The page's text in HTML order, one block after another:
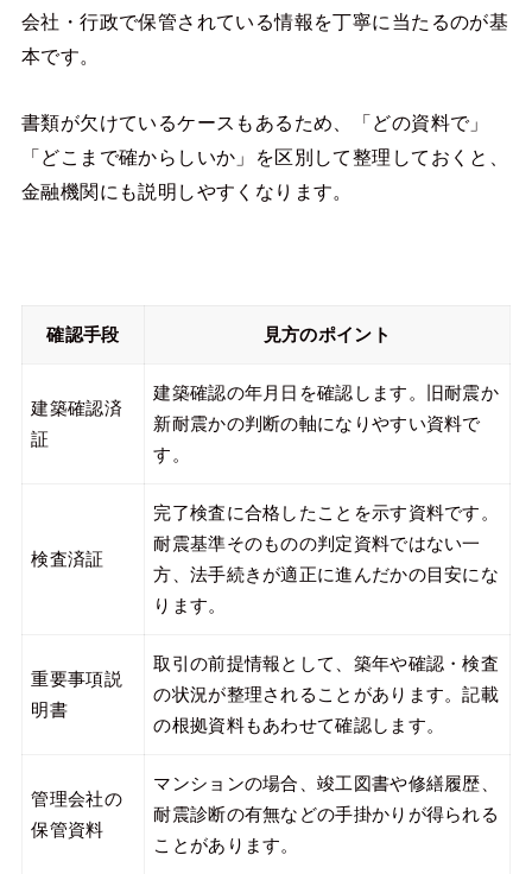
会社・行政で保管されている情報を丁寧に当たるのが基
本です。
書類が欠けているケースもあるため、「どの資料で」
「どこまで確からしいか」を区別して整理しておくと、
金融機関にも説明しやすくなります。
確認手段 見方のポイント
建築確認済
証
建築確認の年月日を確認します。旧耐震か
新耐震かの判断の軸になりやすい資料で
す。
検査済証
完了検査に合格したことを示す資料です。
耐震基準そのものの判定資料ではない一
方、法手続きが適正に進んだかの目安にな
ります。
重要事項説
明書
取引の前提情報として、築年や確認・検査
の状況が整理されることがあります。記載
の根拠資料もあわせて確認します。
管理会社の
保管資料
マンションの場合、竣工図書や修繕履歴、
耐震診断の有無などの手掛かりが得られる
ことがあります。